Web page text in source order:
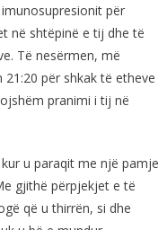
për
në shtëpinë e tij dhe të
Të nesërmen, më
për shkak të etheve
pranimi i tij në
u paraqit me një pamje
gjithë përpjekjet e të
që u thirrën, si dhe